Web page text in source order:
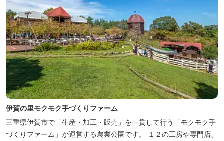
伊賀の里モクモク手づくりファーム
三重県伊賀市で「生産・加工・販売」を一貫して行う「モクモク手
づくりファーム」が運営する農業公園です。 １２の工房や専門店、